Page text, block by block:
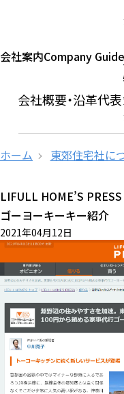
会社案内Company Guide
会社概要・沿革代
ホーム 東郊住宅社に
LIFULL HOME’S PRESS
ゴーヨーキーキー紹介
2021年04月12日